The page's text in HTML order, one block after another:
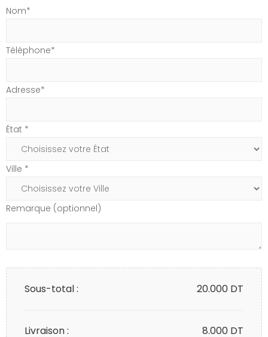
Nom*
Téléphone*
Adresse*
État *
Ville *
Remarque (optionnel)
Sous-total : 20.000 DT
Livraison : 8.000 DT